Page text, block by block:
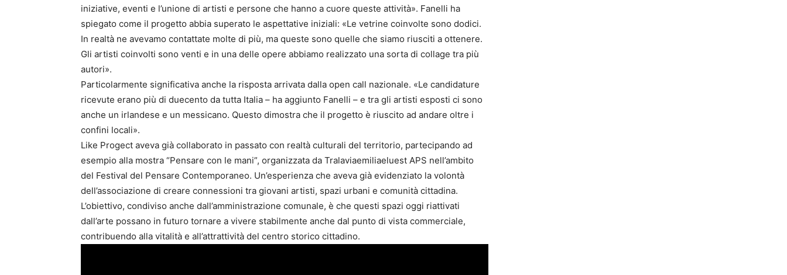
iniziative, eventi e l’unione di artisti e persone che hanno a cuore queste attività». Fanelli ha
spiegato come il progetto abbia superato le aspettative iniziali: «Le vetrine coinvolte sono dodici.
In realtà ne avevamo contattate molte di più, ma queste sono quelle che siamo riusciti a ottenere.
Gli artisti coinvolti sono venti e in una delle opere abbiamo realizzato una sorta di collage tra più
autori».
Particolarmente significativa anche la risposta arrivata dalla open call nazionale. «Le candidature
ricevute erano più di duecento da tutta Italia – ha aggiunto Fanelli – e tra gli artisti esposti ci sono
anche un irlandese e un messicano. Questo dimostra che il progetto è riuscito ad andare oltre i
confini locali».
Like Progect aveva già collaborato in passato con realtà culturali del territorio, partecipando ad
esempio alla mostra “Pensare con le mani”, organizzata da Tralaviaemiliaeluest APS nell’ambito
del Festival del Pensare Contemporaneo. Un’esperienza che aveva già evidenziato la volontà
dell’associazione di creare connessioni tra giovani artisti, spazi urbani e comunità cittadina.
L’obiettivo, condiviso anche dall’amministrazione comunale, è che questi spazi oggi riattivati
dall’arte possano in futuro tornare a vivere stabilmente anche dal punto di vista commerciale,
contribuendo alla vitalità e all’attrattività del centro storico cittadino.